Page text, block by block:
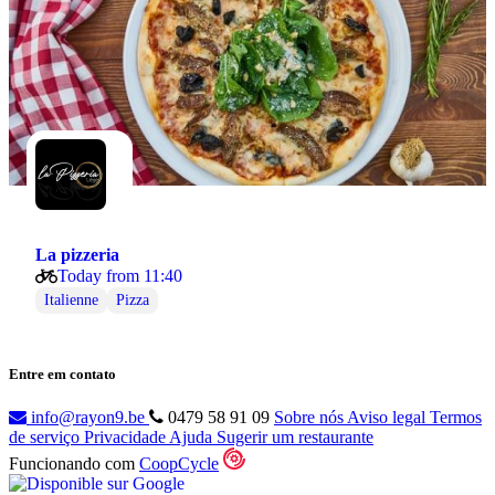
La pizzeria
Today from 11:40
Italienne Pizza
Entre em contato
info@rayon9.be 0479 58 91 09 Sobre nós Aviso legal Termos
de serviço Privacidade Ajuda Sugerir um restaurante
Funcionando com CoopCycle